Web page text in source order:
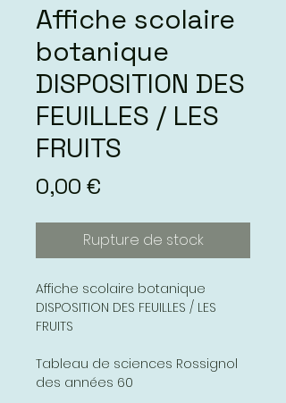
Affiche scolaire
botanique
DISPOSITION DES
FEUILLES / LES
FRUITS
0,00 €
Rupture de stock
Affiche scolaire botanique
DISPOSITION DES FEUILLES / LES
FRUITS
Tableau de sciences Rossignol
des années 60